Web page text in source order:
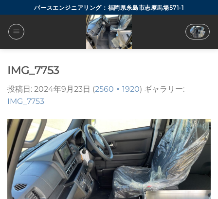
to
content
バースエンジニアリング：福岡県糸島市志摩馬場571-1
IMG_7753
投稿日: 2024年9月23日 (2560 × 1920) ギャラリー:
IMG_7753